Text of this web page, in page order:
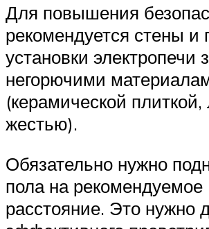
Для повышения
рекомендуется стены и
установки электропечи
негорючими
(керамической плиткой,
жестью).
Обязательно нужно
пола на рекомендуемое
расстояние. Это нужно